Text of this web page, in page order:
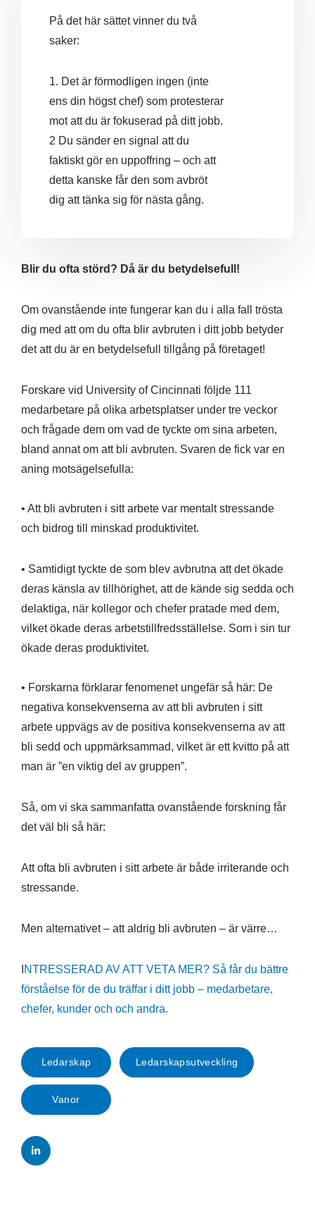
På det här sättet vinner du två
saker:
1. Det är förmodligen ingen (inte
ens din högst chef) som protesterar
mot att du är fokuserad på ditt jobb.
2 Du sänder en signal att du
faktiskt gör en uppoffring – och att
detta kanske får den som avbröt
dig att tänka sig för nästa gång.
Blir du ofta störd? Då är du betydelsefull!
Om ovanstående inte fungerar kan du i alla fall trösta
dig med att om du ofta blir avbruten i ditt jobb betyder
det att du är en betydelsefull tillgång på företaget!
Forskare vid University of Cincinnati följde 111
medarbetare på olika arbetsplatser under tre veckor
och frågade dem om vad de tyckte om sina arbeten,
bland annat om att bli avbruten. Svaren de fick var en
aning motsägelsefulla:
• Att bli avbruten i sitt arbete var mentalt stressande
och bidrog till minskad produktivitet.
• Samtidigt tyckte de som blev avbrutna att det ökade
deras känsla av tillhörighet, att de kände sig sedda och
delaktiga, när kollegor och chefer pratade med dem,
vilket ökade deras arbetstillfredsställelse. Som i sin tur
ökade deras produktivitet.
• Forskarna förklarar fenomenet ungefär så här: De
negativa konsekvenserna av att bli avbruten i sitt
arbete uppvägs av de positiva konsekvenserna av att
bli sedd och uppmärksammad, vilket är ett kvitto på att
man är ”en viktig del av gruppen”.
Så, om vi ska sammanfatta ovanstående forskning får
det väl bli så här:
Att ofta bli avbruten i sitt arbete är både irriterande och
stressande.
Men alternativet – att aldrig bli avbruten – är värre…
NTRESSERAD AV ATT VETA MER? Så får du bättre
förståelse för de du träffar i ditt jobb – medarbetare,
chefer, kunder och och andra.
Ledarskap Ledarskapsutveckling
Vanor